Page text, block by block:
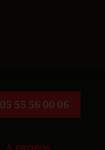
05 55 56 00 06